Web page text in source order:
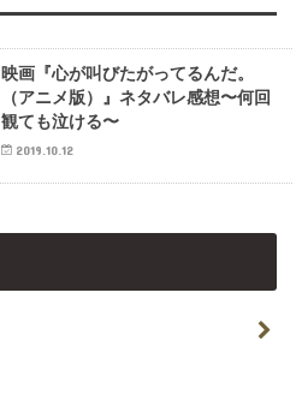
映画『心が叫びたがってるんだ。
（アニメ版）』ネタバレ感想〜何回
観ても泣ける〜
2019.10.12